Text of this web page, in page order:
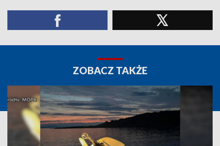
ZOBACZ TAKŻE